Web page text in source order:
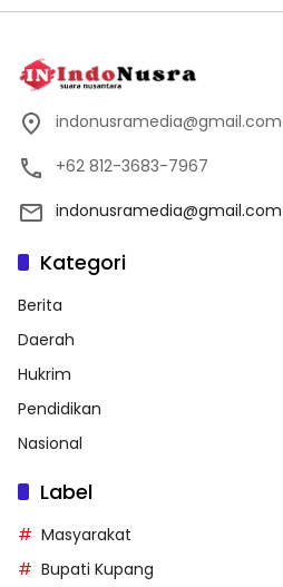
indonusramedia@gmail.com
+62 812-3683-7967
indonusramedia@gmail.com
Kategori
Berita
Daerah
Hukrim
Pendidikan
Nasional
Label
Masyarakat
Bupati Kupang